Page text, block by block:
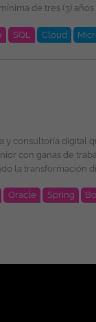
SQL Cloud
sexual,
Oracle Spring